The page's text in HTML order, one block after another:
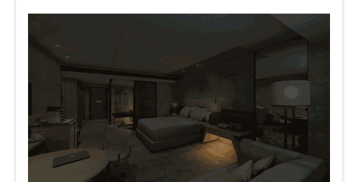
道，却关乎着生活的幸福感。智能窗帘是伴随着传
统窗帘应用而生的高科技产品，因其使用方便、智
能简约等特点不断的得到大部分人的喜爱。它既满
足人们对建筑遮阳和装饰的要求，也体现了人们追
求舒适方便、高品质生活的理念。 让我们来看看背
景音乐与智能灯光和智能窗帘联动使用的场景~ 电
影场景 背景音乐主机支持音源输入，可以将电脑的
音源输出给到背景音乐主机，还可以将电视机的音
乐也输出给主机，这样看电视的时候就可以有立体